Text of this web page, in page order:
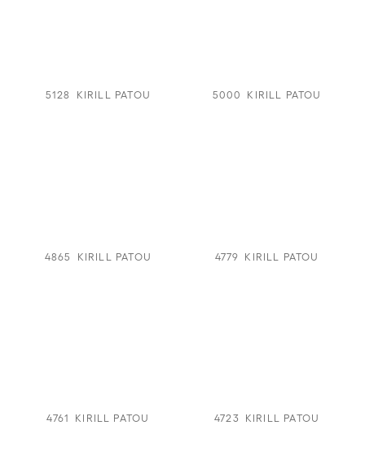
5128 KIRILL PATOU 5000 KIRILL PATOU
4865 KIRILL PATOU 4779 KIRILL PATOU
4761 KIRILL PATOU 4723 KIRILL PATOU